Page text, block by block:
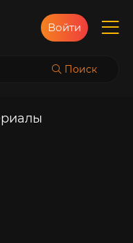
Поиск
Войти